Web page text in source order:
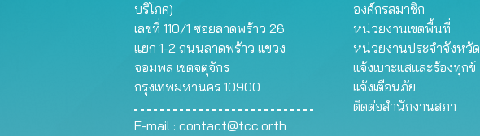
บริโภค)
เลขที่ 110/1 ซอยลาดพร้าว 26
แยก 1-2 ถนนลาดพร้าว แขวง
จอมพล เขตจตุจักร
กรุงเทพมหานคร 10900
E-mail : contact@tcc.or.th
องค์กรสมาชิก
หน่วยงานเขตพื้นที่
หน่วยงานประจำจังหวัด
แจ้งเบาะแสและร้องทุกข์
แจ้งเตือนภัย
ติดต่อสำนักงานสภา